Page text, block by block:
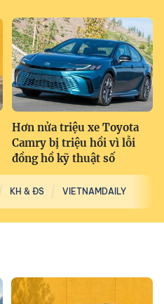
Hơn nửa triệu xe Toyota
Camry bị triệu hồi vì lỗi
đồng hồ kỹ thuật số
KH & ĐS VIETNAMDAILY